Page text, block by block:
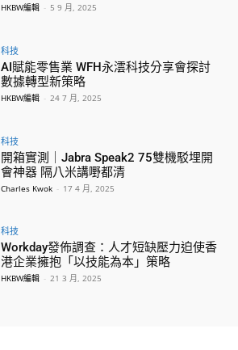
HKBW編輯 - 5 9 月, 2025
科技
AI賦能零售業 WFH永澐科技分享會探討
數據轉型新策略
HKBW編輯 - 24 7 月, 2025
科技
開箱實測｜Jabra Speak2 75雙機駁埋開
會神器 隔八米講嘢都清
Charles Kwok - 17 4 月, 2025
科技
Workday發佈調查：人才短缺壓力迫使香
港企業擁抱「以技能為本」策略
HKBW編輯 - 21 3 月, 2025